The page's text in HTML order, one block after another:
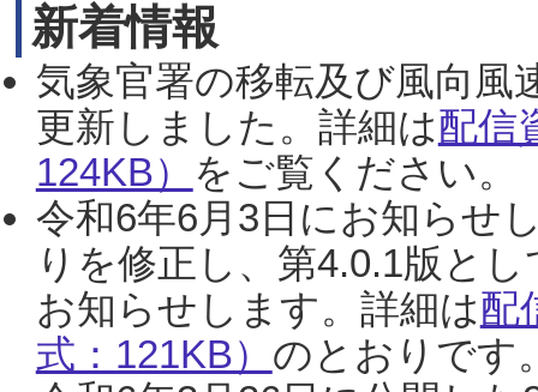
新着情報
気象官署の移転及び風向風
更新しました。詳細は配信
124KB） をご覧ください。
令和6年6月3日にお知らせ
りを修正し、第4.0.1版と
お知らせします。詳細は配
式：121KB） のとおりです